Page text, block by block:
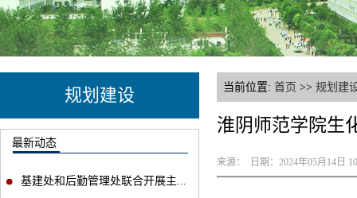
规划建设
最新动态
基建处和后勤管理处联合开展主...
当前位置: 首页 >> 规划建
淮阴师范学院生
来源： 日期：2024年05月14日